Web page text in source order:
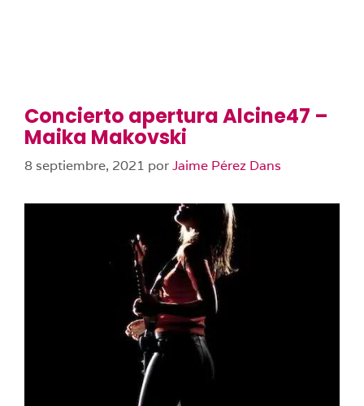
Concierto apertura Alcine47 –
Maika Makovski
8 septiembre, 2021 porJaime Pérez Dans